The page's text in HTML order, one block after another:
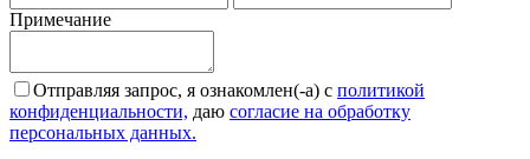
Примечание
Отправляя запрос, я ознакомлен(-а) с политикой
конфиденциальности, даю согласие на обработку
персональных данных.